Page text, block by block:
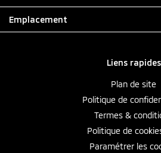
Liens rapides
Plan de site
Politique de
Termes &
Politique de
Paramétrer les
Emplacement